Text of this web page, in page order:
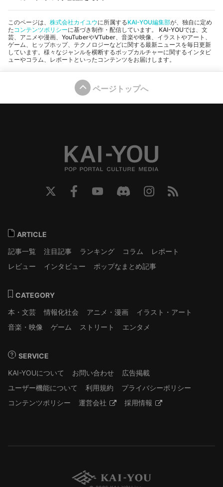
このページは、 株式会社カイユウに所属するKAI-YOU編集部が、独自に定め
た コンテンツポリシーに基づき制作・配信しています。 KAI-YOUでは、文
芸、アニメや漫画、YouTuberやVTuber、音楽や映像、イラストやアート、
ゲーム、ヒップホップ、テクノロジーなどに関する最新ニュースを毎日更新
しています。様々なジャンルを横断するポップカルチャーに関するインタビ
ューやコラム、レポートといったコンテンツをお届けします。
ページトップへ
ARTICLE
記事一覧
注目記事 ランキング コラム
レポート
レビュー
インタビュー ポップなまとめ記事
CATEGORY
本・文芸
情報化社会 アニメ・漫画
イラスト・アート
音楽・映像
ゲーム ストリート エンタメ
SERVICE
KAI-YOUについて
お問い合わせ
広告掲載
ユーザー機能について
利用規約
プライバシーポリシー
コンテンツポリシー
運営会社 採用情報